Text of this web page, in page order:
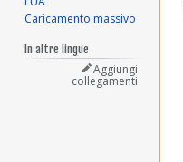
Caricamento massivo
In altre lingue
Aggiungi
collegamenti